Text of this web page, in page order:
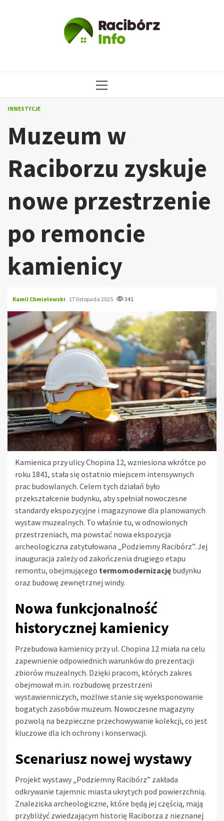
MENU
INWESTYCJE
Muzeum w
Raciborzu zyskuje
nowe przestrzenie
po remoncie
kamienicy
Kamil Chmielewski 17 listopada 2025 341
Kamienica przy ulicy Chopina 12, wzniesiona wkrótce po
roku 1841, stała się ostatnio miejscem intensywnych
prac budowlanych. Celem tych działań było
przekształcenie budynku, aby spełniał nowoczesne
standardy ekspozycyjne i magazynowe dla planowanych
wystaw muzealnych. To właśnie tu, w odnowionych
przestrzeniach, ma powstać nowa ekspozycja
archeologiczna zatytułowana „Podziemny Racibórz”. Jej
inauguracja zależy od zakończenia drugiego etapu
remontu, obejmującego termomodernizację budynku
oraz budowę zewnętrznej windy.
Nowa funkcjonalność
historycznej kamienicy
Przebudowa kamienicy przy ul. Chopina 12 miała na celu
zapewnienie odpowiednich warunków do prezentacji
zbiorów muzealnych. Dzięki pracom, których zakres
obejmował m.in. rozbudowę przestrzeni
wystawienniczych, możliwe stanie się wyeksponowanie
bogatych zasobów muzeum. Nowoczesne magazyny
pozwolą na bezpieczne przechowywanie kolekcji, co jest
kluczowe dla ich ochrony i konserwacji.
Scenariusz nowej wystawy
Projekt wystawy „Podziemny Racibórz” zakłada
odkrywanie tajemnic miasta ukrytych pod powierzchnią.
Znaleziska archeologiczne, które będą jej częścią, mają
przybliżyć zwiedzającym historię Raciborza z nieznanej